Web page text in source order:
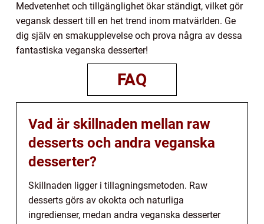
Medvetenhet och tillgänglighet ökar ständigt, vilket gör
vegansk dessert till en het trend inom matvärlden. Ge
dig själv en smakupplevelse och prova några av dessa
fantastiska veganska desserter!
FAQ
Vad är skillnaden mellan raw
desserts och andra veganska
desserter?
Skillnaden ligger i tillagningsmetoden. Raw
desserts görs av okokta och naturliga
ingredienser, medan andra veganska desserter